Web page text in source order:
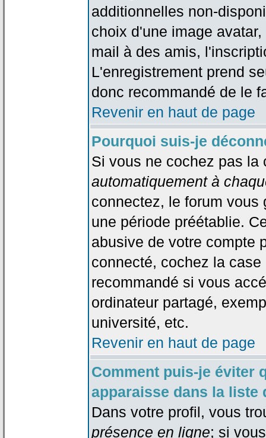
additionnelles non-
choix d'une image
mail à des amis,
L'enregistrement prend
donc recommandé de le
Revenir en haut de page
Pourquoi suis-je
Si vous ne cochez pas
automatiquement à
connectez, le forum vous
une période préétablie.
abusive de votre compte
connecté, cochez la
recommandé si vous
ordinateur partagé,
université, etc.
Revenir en haut de page
Comment puis-je éviter
apparaisse dans la liste
Dans votre profil, vous
présence en ligne; si